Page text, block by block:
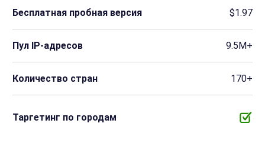
Бесплатная пробная версия $1.97
Пул IP-адресов 9.5M+
Количество стран 170+
Таргетинг по городам